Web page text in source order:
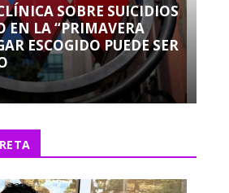
SOBRE SUICIDIOS
EN LA “PRIMAVERA
ESCOGIDO PUEDE SER